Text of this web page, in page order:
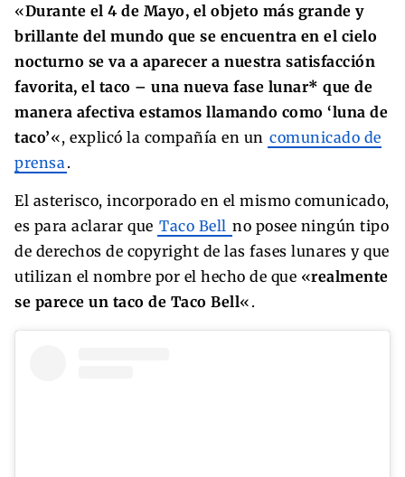
«Durante el 4 de Mayo, el objeto más grande y
brillante del mundo que se encuentra en el cielo
nocturno se va a aparecer a nuestra satisfacción
favorita, el taco – una nueva fase lunar* que de
manera afectiva estamos llamando como ‘luna de
taco’«, explicó la compañía en un comunicado de
prensa .
El asterisco, incorporado en el mismo comunicado,
es para aclarar que Taco Bell no posee ningún tipo
de derechos de copyright de las fases lunares y que
utilizan el nombre por el hecho de que «realmente
se parece un taco de Taco Bell«.